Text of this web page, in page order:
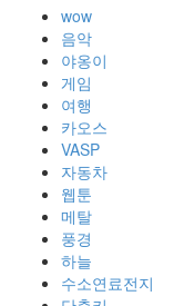
wow
음악
야옹이
게임
여행
카오스
VASP
자동차
웹툰
메탈
풍경
하늘
수소연료전지